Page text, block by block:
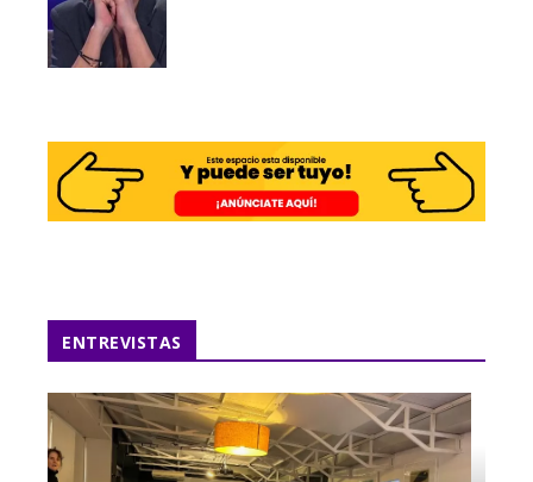
ENTREVISTAS